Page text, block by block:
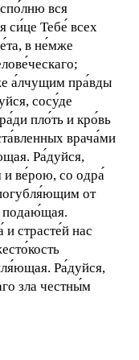
вся
си́це Тебе́ всех
в не́мже
а́лчущим пра́вды
сосу́де
пло́ть и кро́вь
врача́ми
Ра́дуйся,
и ве́рою, со одра́
от
подаю́щая.
и страсте́й нас
Ра́дуйся,
зла честны́м